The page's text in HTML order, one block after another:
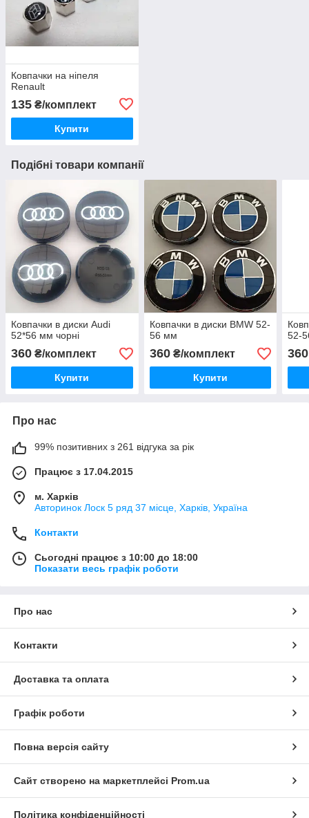
Ковпачки на ніпеля
Renault
135 ₴/комплект
Купити
Подібні товари компанії
Ковпачки в диски Audi
52*56 мм чорні
360 ₴/комплект
Купити
Ковпачки в диски BMW 52-
56 мм
360₴/комплект
Купити
52-
360
Про нас
99% позитивних з 261 відгука за рік
Працює з 17.04.2015
м. Харків
Авторинок Лоск 5 ряд 37 місце, Харків, Україна
Контакти
Сьогодні працює з 10:00 до 18:00
Показати весь графік роботи
Про нас
Контакти
Доставка та оплата
Графік роботи
Повна версія сайту
Сайт створено на маркетплейсі Prom.ua
Політика конфіденційності